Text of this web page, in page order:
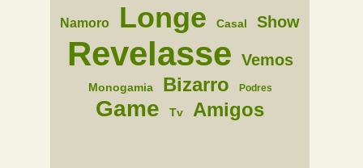
Namoro Longe Casal Show
Revelasse Vemos
Monogamia Bizarro Podres
Game Tv Amigos